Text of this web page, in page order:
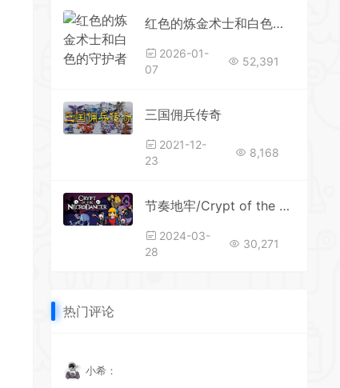
红色的炼金术士和白色的守护者 ～蕾斯莱莉娅娜的炼金工房～（更新 v1.3.0—更新DLCs）
2026-01-
07
52,391
三国佣兵传奇
2021-12-
23
8,168
节奏地牢/Crypt of the NecroDancer
2024-03-
28
30,271
热门评论
小希：